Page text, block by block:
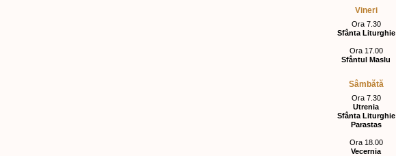
Vineri
Ora 7.30
Sfânta Liturghie
Ora 17.00
Sfântul Maslu
Sâmbătă
Ora 7.30
Utrenia
Sfânta Liturghie
Parastas
Ora 18.00
Vecernia